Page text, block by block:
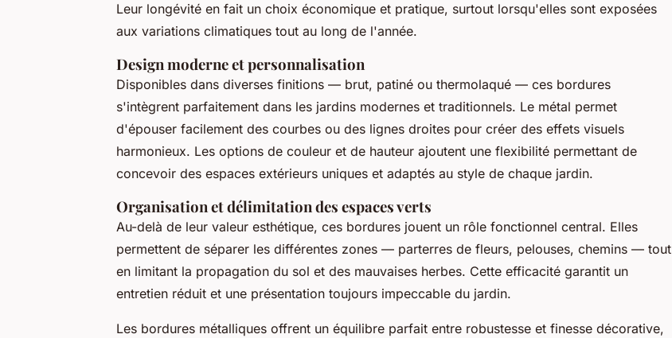
Leur longévité en fait un choix économique et pratique, surtout lorsqu'elles sont exposées
aux variations climatiques tout au long de l'année.
Design moderne et personnalisation
Disponibles dans diverses finitions — brut, patiné ou thermolaqué — ces bordures
s'intègrent parfaitement dans les jardins modernes et traditionnels. Le métal permet
d'épouser facilement des courbes ou des lignes droites pour créer des effets visuels
harmonieux. Les options de couleur et de hauteur ajoutent une flexibilité permettant de
concevoir des espaces extérieurs uniques et adaptés au style de chaque jardin.
Organisation et délimitation des espaces verts
Au-delà de leur valeur esthétique, ces bordures jouent un rôle fonctionnel central. Elles
permettent de séparer les différentes zones — parterres de fleurs, pelouses, chemins — tout
en limitant la propagation du sol et des mauvaises herbes. Cette efficacité garantit un
entretien réduit et une présentation toujours impeccable du jardin.
Les bordures métalliques offrent un équilibre parfait entre robustesse et finesse décorative,